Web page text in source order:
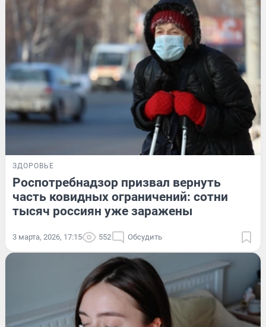
ЗДОРОВЬЕ
Роспотребнадзор призвал вернуть
часть ковидных ограничений: сотни
тысяч россиян уже заражены
3 марта, 2026, 17:15 552 Обсудить